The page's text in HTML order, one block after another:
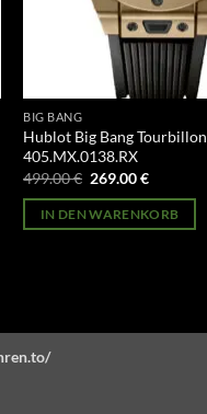
BIG BANG
Hublot Big Bang Tourbillon
405.MX.0138.RX
499.00€ Ursprünglicher
war:
499.00 €
269.00€Aktueller
ist:
269.00 €.
IN DEN WARENKORB